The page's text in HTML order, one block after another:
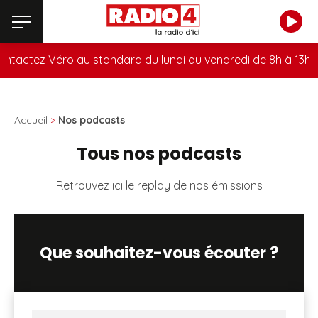
Véro au standard du lundi au vendredi de 8h à 13h
Accueil > Nos podcasts
Tous nos podcasts
Retrouvez ici le replay de nos émissions
Que souhaitez-vous écouter ?